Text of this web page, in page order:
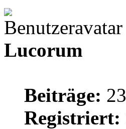
Lucorum
Beiträge: 23
Registriert: